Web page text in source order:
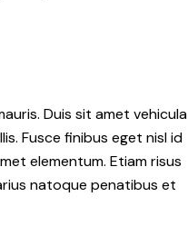
Duis sit amet vehicula
Fusce finibus eget nisl id
elementum. Etiam risus
natoque penatibus et